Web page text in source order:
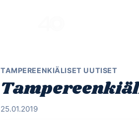
TAMPEREENKIÄLISET UUTISET
25.01.2019